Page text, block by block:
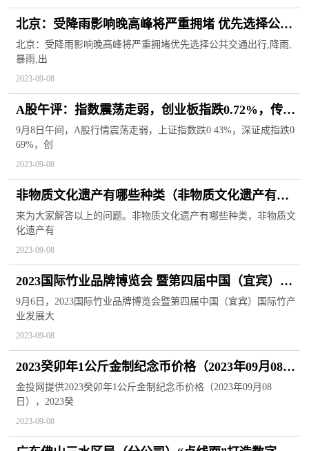
北京：受降雨影响晚高峰将严重拥堵 优先选择公共
交通出行
北京：受降雨影响晚高峰将严重拥堵优先选择公共交通出行,降雨,
暴雨,出
2023-09-08
A股午评：指数震荡走弱，创业板指跌0.72%，传媒
游戏等板块下挫，光刻胶 卫星导航等概念股拉升
9月8日午间，A股行情震荡走弱，上证指数跌0 43%，深证成指跌0
69%，创
2023-09-08
非物质文化遗产有哪些种类（非物质文化遗产有哪
些）
来为大家解答以上的问题。非物质文化遗产有哪些种类，非物质文
化遗产有
2023-09-08
2023国际竹业品牌博览会 暨第四届中国（宜宾）国
际竹产业发展大会在四川宜宾开幕
9月6日，2023国际竹业品牌博览会暨第四届中国（宜宾）国际竹产
业发展大
2023-09-08
2023癸卯年1公斤金制纪念币价格（2023年09月08
日）
金投网提供2023癸卯年1公斤金制纪念币价格（2023年09月08
日），2023癸
2023-09-08